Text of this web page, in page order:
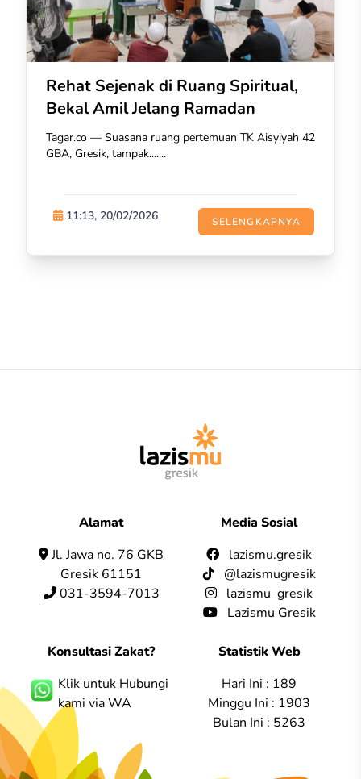
Rehat Sejenak di Ruang Spiritual,
Bekal Amil Jelang Ramadan
Tagar.co — Suasana ruang pertemuan TK Aisyiyah 42
GBA, Gresik, tampak.......
11:13, 20/02/2026 SELENGKAPNYA
Alamat
Jl. Jawa no. 76 GKB
Gresik 61151
031-3594-7013
Media Sosial
lazismu.gresik
@lazismugresik
lazismu_gresik
Lazismu Gresik
Konsultasi Zakat?
Klik untuk Hubungi
kami via WA
Statistik Web
Hari Ini : 189
Minggu Ini : 1903
Bulan Ini : 5263